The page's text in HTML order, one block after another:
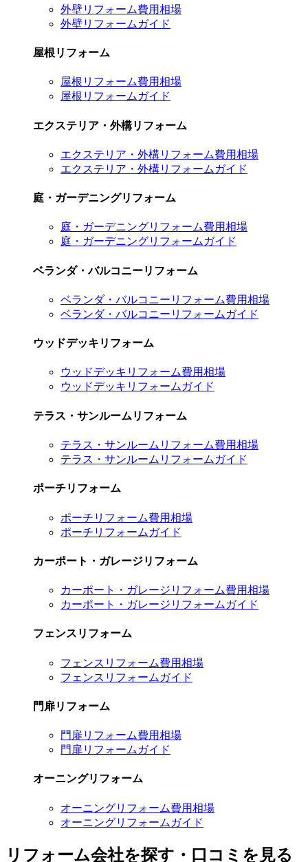
外壁リフォーム費用相場
外壁リフォームガイド
屋根リフォーム
屋根リフォーム費用相場
屋根リフォームガイド
エクステリア・外構リフォーム
エクステリア・外構リフォーム費用相場
エクステリア・外構リフォームガイド
庭・ガーデニングリフォーム
庭・ガーデニングリフォーム費用相場
庭・ガーデニングリフォームガイド
ベランダ・バルコニーリフォーム
ベランダ・バルコニーリフォーム費用相場
ベランダ・バルコニーリフォームガイド
ウッドデッキリフォーム
ウッドデッキリフォーム費用相場
ウッドデッキリフォームガイド
テラス・サンルームリフォーム
テラス・サンルームリフォーム費用相場
テラス・サンルームリフォームガイド
ポーチリフォーム
ポーチリフォーム費用相場
ポーチリフォームガイド
カーポート・ガレージリフォーム
カーポート・ガレージリフォーム費用相場
カーポート・ガレージリフォームガイド
フェンスリフォーム
フェンスリフォーム費用相場
フェンスリフォームガイド
門扉リフォーム
門扉リフォーム費用相場
門扉リフォームガイド
オーニングリフォーム
オーニングリフォーム費用相場
オーニングリフォームガイド
リフォーム会社を探す・口コミを見る